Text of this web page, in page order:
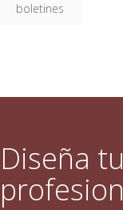
boletines
Diseña